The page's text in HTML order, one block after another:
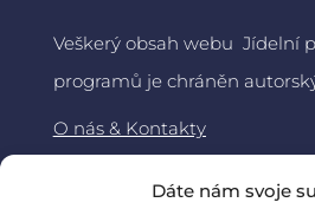
Dáte nám svoje
Veškerý obsah webu Jídelní
programů je chráněn
O nás & Kontakty